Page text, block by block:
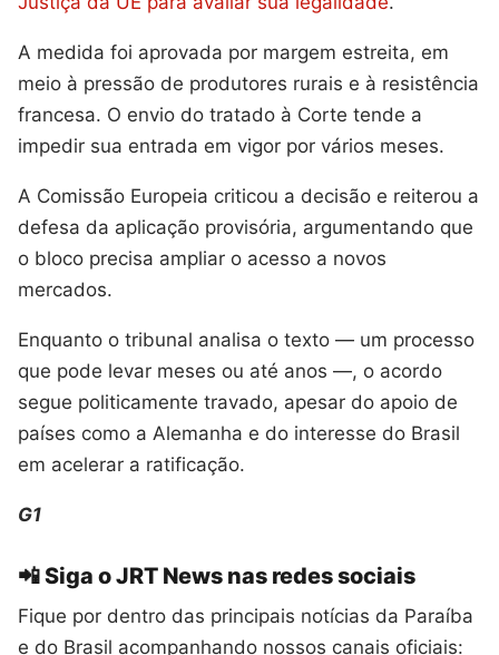
A medida foi aprovada por margem estreita, em
meio à pressão de produtores rurais e à resistência
francesa. O envio do tratado à Corte tende a
impedir sua entrada em vigor por vários meses.
A Comissão Europeia criticou a decisão e reiterou a
defesa da aplicação provisória, argumentando que
o bloco precisa ampliar o acesso a novos
mercados.
Enquanto o tribunal analisa o texto — um processo
que pode levar meses ou até anos —, o acordo
segue politicamente travado, apesar do apoio de
países como a Alemanha e do interesse do Brasil
em acelerar a ratificação.
G1
📲 Siga o JRT News nas redes sociais
Fique por dentro das principais notícias da Paraíba
e do Brasil acompanhando nossos canais oficiais: